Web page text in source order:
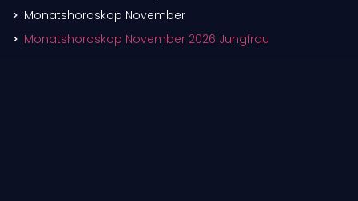
Monatshoroskop November
Monatshoroskop November 2026 Jungfrau